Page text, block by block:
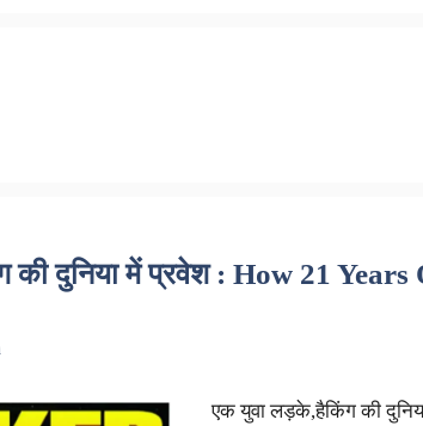
की दुनिया में प्रवेश : How 21
एक युवा लड़के,हैकिंग की